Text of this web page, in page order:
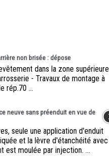
non brisée : dépose
dans la zone supérieure
- Travaux de montage à
rép.70 ...
neuve sans préenduit en vue de
seule une application d'enduit
et la lèvre d'étanchéité avec
est moulée par injection. ...